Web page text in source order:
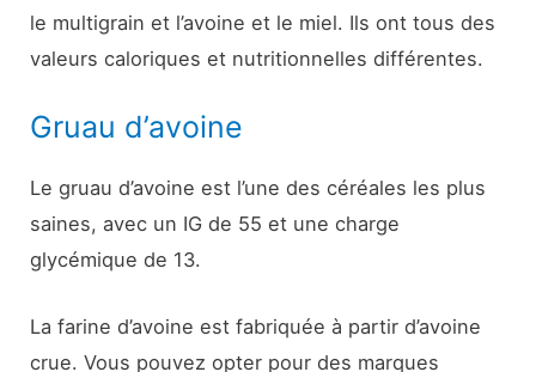
le multigrain et l’avoine et le miel. Ils ont tous des
valeurs caloriques et nutritionnelles différentes.
Gruau d’avoine
Le gruau d’avoine est l’une des céréales les plus
saines, avec un IG de 55 et une charge
glycémique de 13.
La farine d’avoine est fabriquée à partir d’avoine
crue. Vous pouvez opter pour des marques